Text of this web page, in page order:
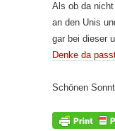
Als ob da
an den Unis
gar bei dieser
Denke da
Schönen